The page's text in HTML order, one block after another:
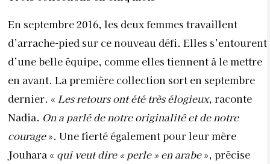
En septembre 2016, les deux femmes travaillent
d’arrache-pied sur ce nouveau défi. Elles s’entourent
d’une belle équipe, comme elles tiennent à le mettre
en avant. La première collection sort en septembre
dernier. « Les retours ont été très élogieux, raconte
Nadia. On a parlé de notre originalité et de notre
courage». Une fierté également pour leur mère
Jouhara « qui veut dire « perle » en arabe», précise